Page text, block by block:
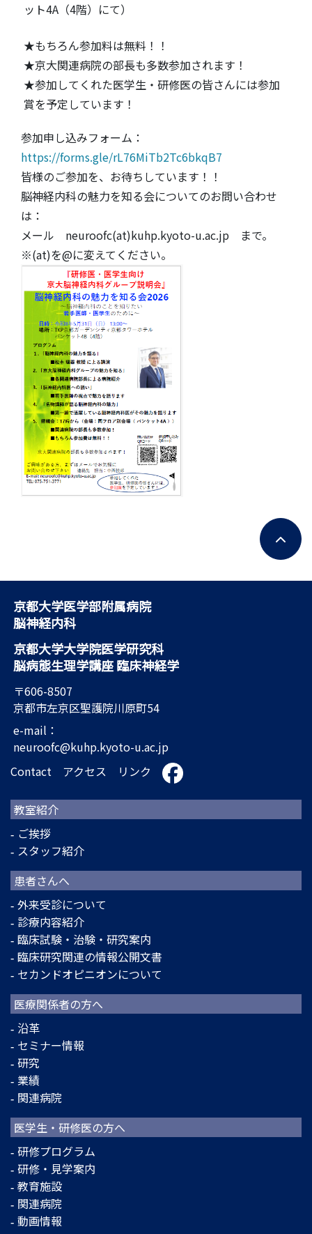
ット4A（4階）にて）
★もちろん参加料は無料！！
★京大関連病院の部長も多数参加されます！
★参加してくれた医学生・研修医の皆さんには参加
賞を予定しています！
参加申し込みフォーム：
https://forms.gle/rL76MiTb2Tc6bkqB7
皆様のご参加を、お待ちしています！！
脳神経内科の魅力を知る会についてのお問い合わせ
は：
メール neuroofc(at)kuhp.kyoto-u.ac.jp まで。
※(at)を@に変えてください。
京都大学医学部附属病院
脳神経内科
京都大学大学院医学研究科
脳病態生理学講座 臨床神経学
〒606-8507
京都市左京区聖護院川原町54
e-mail：
neuroofc@kuhp.kyoto-u.ac.jp
Contact
アクセス リンク
教室紹介
ご挨拶
スタッフ紹介
患者さんへ
外来受診について
診療内容紹介
臨床試験・治験・研究案内
臨床研究関連の情報公開文書
セカンドオピニオンについて
医療関係者の方へ
沿革
セミナー情報
研究
業績
関連病院
医学生・研修医の方へ
研修プログラム
研修・見学案内
教育施設
関連病院
動画情報